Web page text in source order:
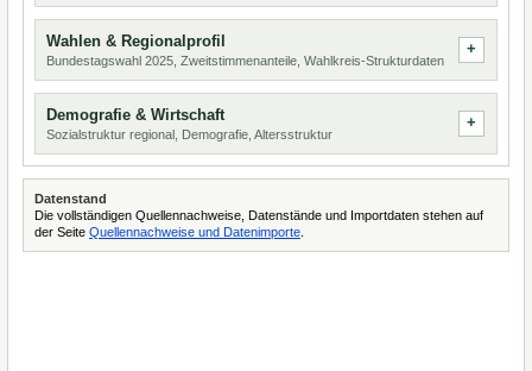
Wahlen & Regionalprofil
Bundestagswahl 2025, Zweitstimmenanteile, Wahlkreis-Strukturdaten
Demografie & Wirtschaft
Sozialstruktur regional, Demografie, Altersstruktur
Datenstand
Die vollständigen Quellennachweise, Datenstände und Importdaten stehen auf
der Seite Quellennachweise und Datenimporte